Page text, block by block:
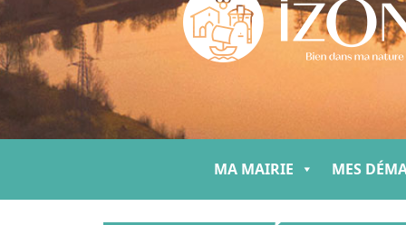
MA MAIRIE MES